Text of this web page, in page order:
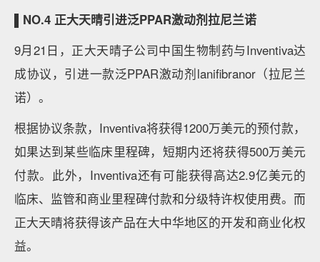
▌NO.4 正大天晴引进泛PPAR激动剂拉尼兰诺
9月21日，正大天晴子公司中国生物制药与Inventiva达
成协议，引进一款泛PPAR激动剂lanifibranor（拉尼兰
诺）。
根据协议条款，Inventiva将获得1200万美元的预付款，
如果达到某些临床里程碑，短期内还将获得500万美元
付款。此外，Inventiva还有可能获得高达2.9亿美元的
临床、监管和商业里程碑付款和分级特许权使用费。而
正大天晴将获得该产品在大中华地区的开发和商业化权
益。